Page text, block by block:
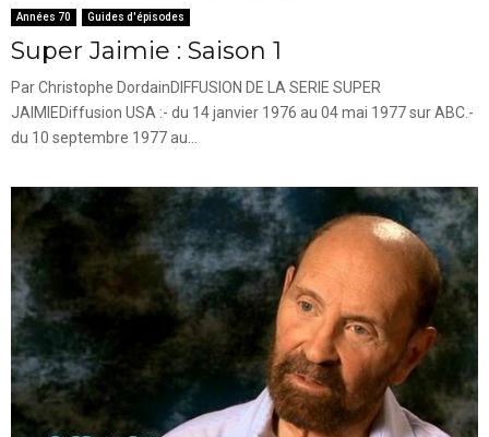
Années 70 Guides d'épisodes
Super Jaimie : Saison 1
Par Christophe DordainDIFFUSION DE LA SERIE SUPER
JAIMIEDiffusion USA :- du 14 janvier 1976 au 04 mai 1977 sur ABC.-
du 10 septembre 1977 au...